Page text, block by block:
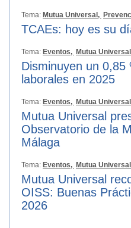
Tema: Mutua Universal,
TCAEs: hoy es su
Tema: Eventos, Mutua Universal
Disminuyen un 0,85
laborales en 2025
Tema: Eventos, Mutua
Mutua Universal
Observatorio de la
Málaga
Tema: Eventos, Mutua
Mutua Universal
OISS: Buenas
2026